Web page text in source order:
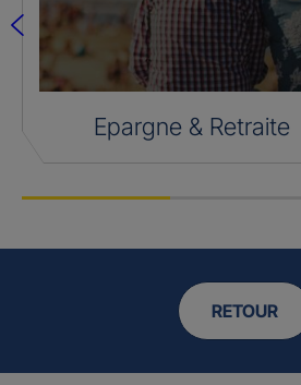
Epargne & Retraite
RETOUR